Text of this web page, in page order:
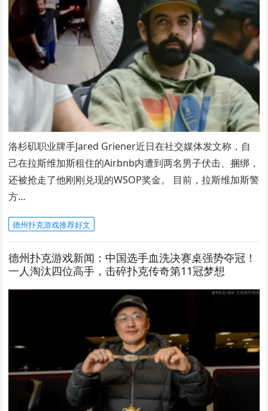
洛杉矶职业牌手Jared Griener近日在社交媒体发文称，自
己在拉斯维加斯租住的Airbnb内遭到两名男子伏击、捆绑，
还被抢走了他刚刚兑现的WSOP奖金。 目前，拉斯维加斯警
方…
德州扑克游戏推荐好文
德州扑克游戏新闻：中国选手血洗决赛桌强势夺冠！
一人淘汰四位高手，击碎扑克传奇第11冠梦想